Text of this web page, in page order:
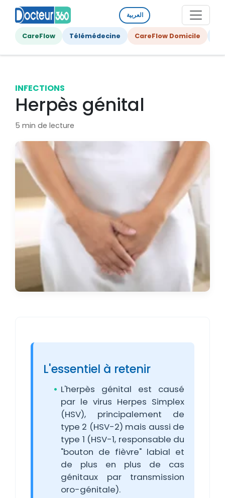
العربية
CareFlow Télémédecine CareFlow Domicile
INFECTIONS
Herpès génital
5 min de lecture
L'essentiel à retenir
L'herpès génital est causé
par le virus Herpes Simplex
(HSV), principalement de
type 2 (HSV-2) mais aussi de
type 1 (HSV-1, responsable du
"bouton de fièvre" labial et
de plus en plus de cas
génitaux par transmission
oro-génitale).